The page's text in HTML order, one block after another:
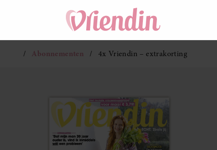
Abonnementen 4x Vriendin – extrakorting